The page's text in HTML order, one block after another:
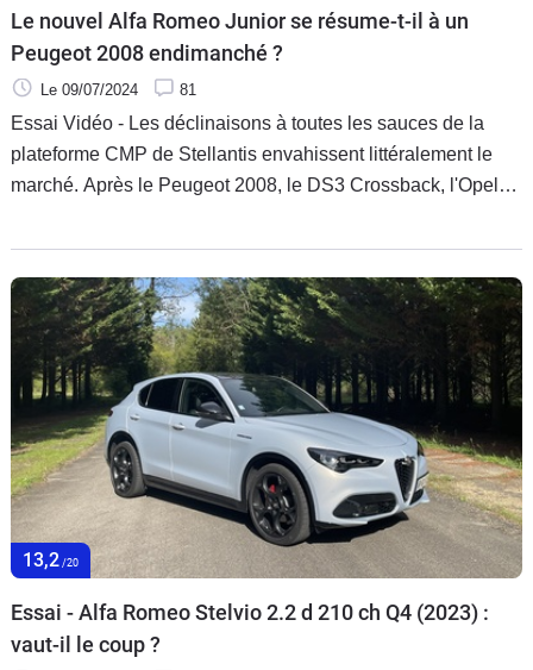
Le nouvel Alfa Romeo Junior se résume-t-il à un
Peugeot 2008 endimanché ?
Le 09/07/2024 81
Essai Vidéo - Les déclinaisons à toutes les sauces de la
plateforme CMP de Stellantis envahissent littéralement le
marché. Après le Peugeot 2008, le DS3 Crossback, l'Opel
l'Alfa Romeo Junior. Caradisiac a voulu savoir ce qu'apporte
vraiment l'Italien, hormis une puissance élevée de 280 ch
dans sa version électrique Veloce…
13,2 /20
Essai - Alfa Romeo Stelvio 2.2 d 210 ch Q4 (2023) :
vaut-il le coup ?